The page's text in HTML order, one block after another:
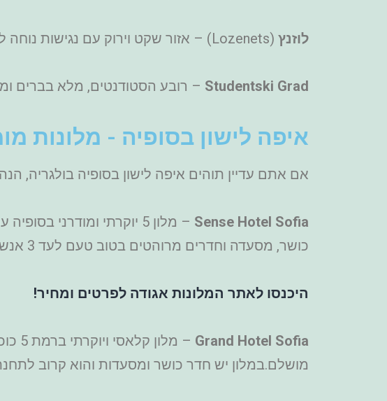
לוזנץ (Lozenets) – אזור שקט וירוק עם נגישות נוחה למרכז. אידיאלי למי שמחפש שקט.
Studentski Grad – רובע הסטודנטים, מלא בברים
איפה לישון בסופיה - מלונות
אם אתם עדיין תוהים איפה לישון בסופיה בולגריה,
Sense Hotel Sofia
– מלון 5 יוקרתי
כושר, מסעדה וחדרים מרוהטים בטוב טעם לעד 3 אנשים בחדר.
היכנסו לאתר המלונות אגודה לפרטים ומחיר!
Grand Hotel Sofia
–
מושלם.במלון יש חדר כושר ומסעדות והוא קרוב